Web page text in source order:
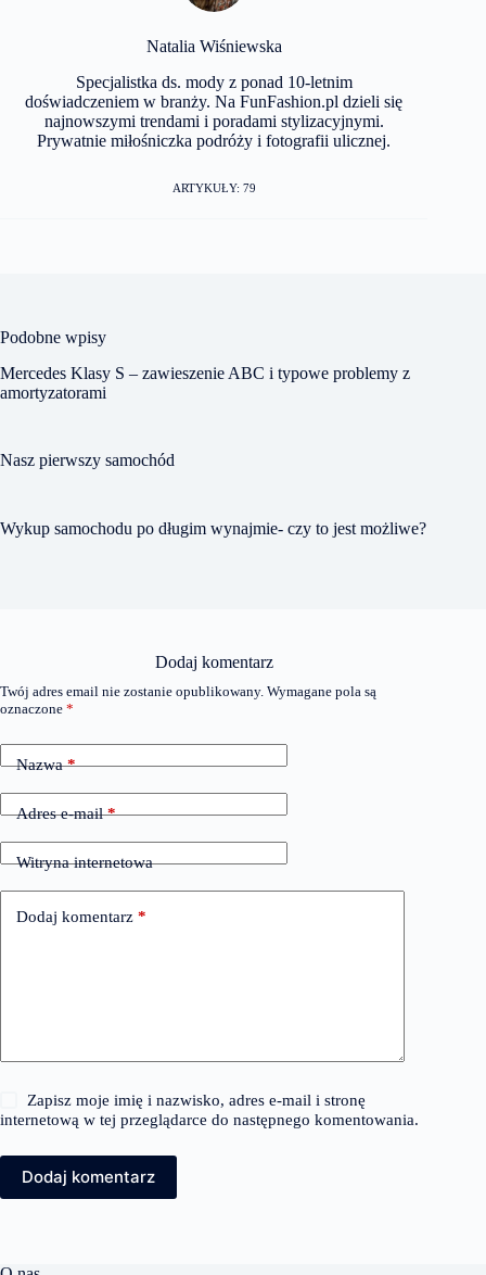
Natalia Wiśniewska
Specjalistka ds. mody z ponad 10-letnim
doświadczeniem w branży. Na FunFashion.pl dzieli się
najnowszymi trendami i poradami stylizacyjnymi.
Prywatnie miłośniczka podróży i fotografii ulicznej.
ARTYKUŁY: 79
Podobne wpisy
Mercedes Klasy S – zawieszenie ABC i typowe problemy z
amortyzatorami
Nasz pierwszy samochód
Wykup samochodu po długim wynajmie- czy to jest możliwe?
Dodaj komentarz
Twój adres email nie zostanie opublikowany. Wymagane pola są
oznaczone *
Nazwa*
Adres e-mail*
Witryna internetowa
Dodaj komentarz *
Zapisz moje imię i nazwisko, adres e-mail i stronę
internetową w tej przeglądarce do następnego komentowania.
Dodaj komentarz